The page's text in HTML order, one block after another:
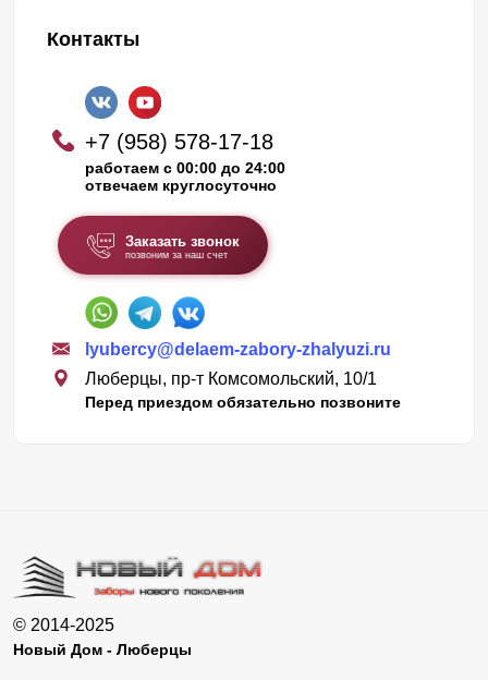
Контакты
+7 (958) 578-17-18
работаем с 00:00 до 24:00
отвечаем круглосуточно
Заказать звонок
позвоним за наш счет
lyubercy@delaem-zabory-zhalyuzi.ru
Люберцы, пр-т Комсомольский, 10/1
Перед приездом обязательно позвоните
© 2014-2025
Новый Дом - Люберцы